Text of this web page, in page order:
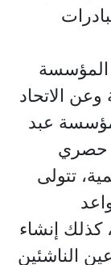
المؤسسة
وعن الاتحاد
مؤسسة عبد
حصري
تتولى
كذلك إنشاء
الناشئين